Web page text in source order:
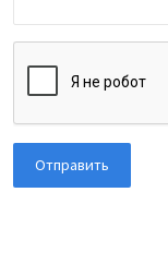
Отправить